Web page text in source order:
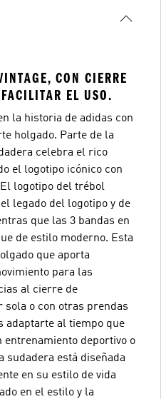
CON CIERRE
EL USO.
la historia de adidas con
holgado. Parte de la
celebra el rico
el logotipo icónico con
logotipo del trébol
legado del logotipo y de
que las 3 bandas en
de estilo moderno. Esta
que aporta
para las
al cierre de
o con otras prendas
adaptarte al tiempo que
entrenamiento deportivo o
sudadera está diseñada
en su estilo de vida
en el estilo y la